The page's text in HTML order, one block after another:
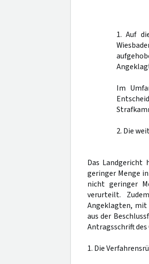
1. Auf
Im
2. Die
Das
geringer Menge
nicht geringer
verurteilt.
Angeklagten,
aus der
Antragsschrift
1. Die